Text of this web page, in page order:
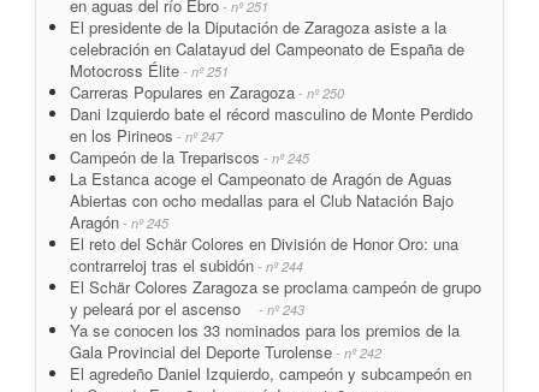
en aguas del río Ebro - nº 251
El presidente de la Diputación de Zaragoza asiste a la
celebración en Calatayud del Campeonato de España de
Motocross Élite - nº 251
Carreras Populares en Zaragoza - nº 250
Dani Izquierdo bate el récord masculino de Monte Perdido
en los Pirineos - nº 247
Campeón de la Trepariscos - nº 245
La Estanca acoge el Campeonato de Aragón de Aguas
Abiertas con ocho medallas para el Club Natación Bajo
Aragón - nº 245
El reto del Schär Colores en División de Honor Oro: una
contrarreloj tras el subidón - nº 244
El Schär Colores Zaragoza se proclama campeón de grupo
y peleará por el ascenso
- nº 243
Ya se conocen los 33 nominados para los premios de la
Gala Provincial del Deporte Turolense - nº 242
El agredeño Daniel Izquierdo, campeón y subcampeón en